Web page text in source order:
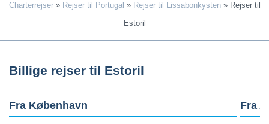
Charterrejser » Rejser til Portugal » Rejser til Lissabonkysten » Rejser til
Estoril
Billige rejser til Estoril
Fra København Fra